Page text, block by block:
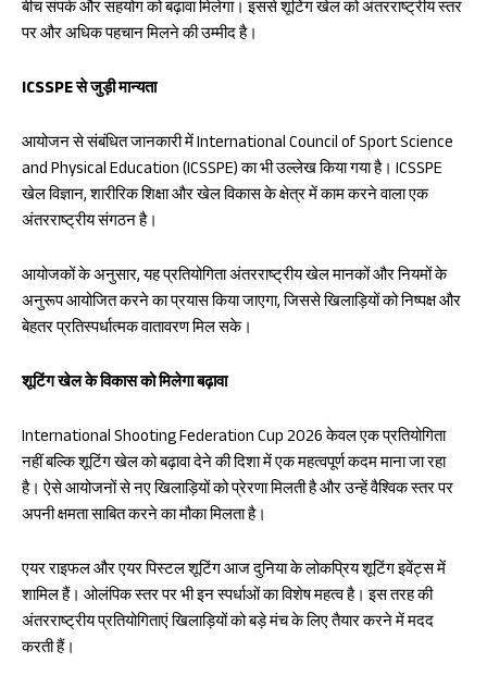
बीच संपर्क और सहयोग को बढ़ावा मिलेगा। इससे शूटिंग खेल को अंतरराष्ट्रीय स्तर
पर और अधिक पहचान मिलने की उम्मीद है।
ICSSPE से जुड़ी मान्यता
आयोजन से संबंधित जानकारी में International Council of Sport Science
and Physical Education (ICSSPE) का भी उल्लेख किया गया है। ICSSPE
खेल विज्ञान, शारीरिक शिक्षा और खेल विकास के क्षेत्र में काम करने वाला एक
अंतरराष्ट्रीय संगठन है।
आयोजकों के अनुसार, यह प्रतियोगिता अंतरराष्ट्रीय खेल मानकों और नियमों के
अनुरूप आयोजित करने का प्रयास किया जाएगा, जिससे खिलाड़ियों को निष्पक्ष और
बेहतर प्रतिस्पर्धात्मक वातावरण मिल सके।
शूटिंग खेल के विकास को मिलेगा बढ़ावा
International Shooting Federation Cup 2026 केवल एक प्रतियोगिता
नहीं बल्कि शूटिंग खेल को बढ़ावा देने की दिशा में एक महत्वपूर्ण कदम माना जा रहा
है। ऐसे आयोजनों से नए खिलाड़ियों को प्रेरणा मिलती है और उन्हें वैश्विक स्तर पर
अपनी क्षमता साबित करने का मौका मिलता है।
एयर राइफल और एयर पिस्टल शूटिंग आज दुनिया के लोकप्रिय शूटिंग इवेंट्स में
शामिल हैं। ओलंपिक स्तर पर भी इन स्पर्धाओं का विशेष महत्व है। इस तरह की
अंतरराष्ट्रीय प्रतियोगिताएं खिलाड़ियों को बड़े मंच के लिए तैयार करने में मदद
करती हैं।